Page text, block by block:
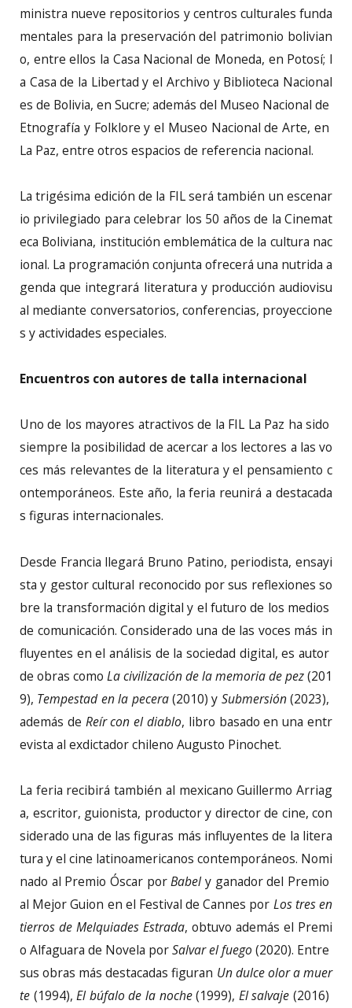
ministra nueve repositorios y centros culturales funda
mentales para la preservación del patrimonio bolivian
o, entre ellos la Casa Nacional de Moneda, en Potosí; l
a Casa de la Libertad y el Archivo y Biblioteca Nacional
es de Bolivia, en Sucre; además del Museo Nacional de
Etnografía y Folklore y el Museo Nacional de Arte, en
La Paz, entre otros espacios de referencia nacional.
La trigésima edición de la FIL será también un escenar
io privilegiado para celebrar los 50 años de la Cinemat
eca Boliviana, institución emblemática de la cultura nac
ional. La programación conjunta ofrecerá una nutrida a
genda que integrará literatura y producción audiovisu
al mediante conversatorios, conferencias, proyeccione
s y actividades especiales.
Encuentros con autores de talla internacional
Uno de los mayores atractivos de la FIL La Paz ha sido
siempre la posibilidad de acercar a los lectores a las vo
ces más relevantes de la literatura y el pensamiento c
ontemporáneos. Este año, la feria reunirá a destacada
s figuras internacionales.
Desde Francia llegará Bruno Patino, periodista, ensayi
sta y gestor cultural reconocido por sus reflexiones so
bre la transformación digital y el futuro de los medios
de comunicación. Considerado una de las voces más in
fluyentes en el análisis de la sociedad digital, es autor
de obras como La civilización de la memoria de pez(201
9), Tempestad en la pecera(2010) y Submersión(2023),
además de Reír con el diablo, libro basado en una entr
evista al exdictador chileno Augusto Pinochet.
La feria recibirá también al mexicano Guillermo Arriag
a, escritor, guionista, productor y director de cine, con
siderado una de las figuras más influyentes de la litera
tura y el cine latinoamericanos contemporáneos. Nomi
nado al Premio Óscar porBabely ganador del Premio
al Mejor Guion en el Festival de Cannes por Los tres en
tierros de Melquiades Estrada, obtuvo además el Premi
o Alfaguara de Novela porSalvar el fuego (2020). Entre
sus obras más destacadas figuran Un dulce olor a muer
te (1994),El búfalo de la noche(1999), El salvaje (2016)